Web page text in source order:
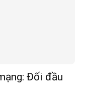
Đối đầu